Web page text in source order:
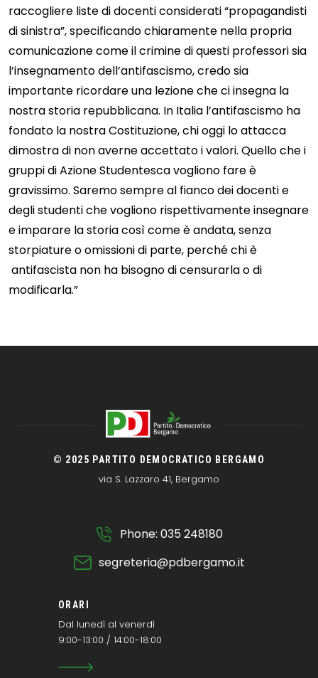
raccogliere liste di docenti considerati “propagandisti
di sinistra”, specificando chiaramente nella propria
comunicazione come il crimine di questi professori sia
l’insegnamento dell’antifascismo, credo sia
importante ricordare una lezione che ci insegna la
nostra storia repubblicana. In Italia l’antifascismo ha
fondato la nostra Costituzione, chi oggi lo attacca
dimostra di non averne accettato i valori. Quello che i
gruppi di Azione Studentesca vogliono fare è
gravissimo. Saremo sempre al fianco dei docenti e
degli studenti che vogliono rispettivamente insegnare
e imparare la storia così come è andata, senza
storpiature o omissioni di parte, perché chi è
antifascista non ha bisogno di censurarla o di
modificarla.”
© 2025 PARTITO DEMOCRATICO BERGAMO
via S. Lazzaro 41, Bergamo
Phone: 035 248180
segreteria@pdbergamo.it
ORARI
Dal lunedì al venerdì
9:00-13:00 / 14:00-18:00